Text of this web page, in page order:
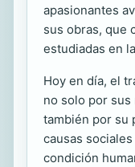
apasionantes
sus obras, que
estudiadas en
Hoy en día, el
no solo por sus
también por su
causas
condición